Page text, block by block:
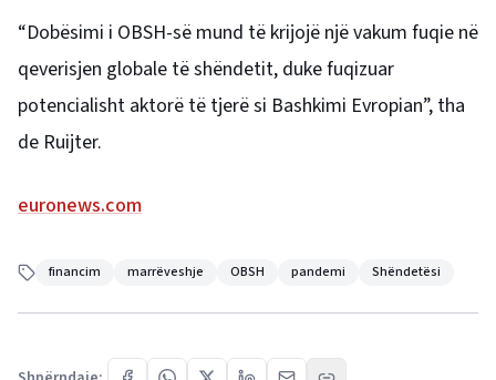
“Dobësimi i OBSH-së mund të krijojë një vakum fuqie në
qeverisjen globale të shëndetit, duke fuqizuar
potencialisht aktorë të tjerë si Bashkimi Evropian”, tha
de Ruijter.
euronews.com
financim marrëveshje OBSH pandemi Shëndetësi